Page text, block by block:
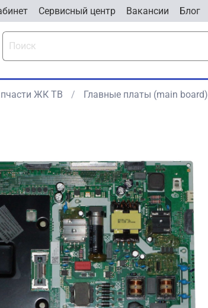
Cервисный центр Вакансии Блог
ЖК ТВ Главные платы (main board)